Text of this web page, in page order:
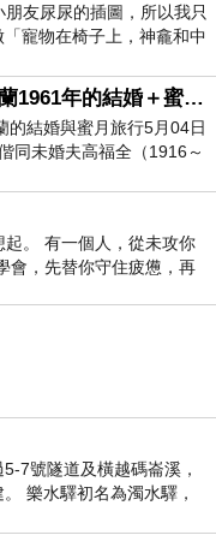
思魚.....
腸酒…
友尿尿的插圖，所以我只
寵物在椅子上，神龕和中
底
AI「曼波女郎」葛蘭1961年的結婚＋蜜月旅行 #戀上老電影 #葛蘭 #粟子
的結婚與蜜月旅行5月04日
同未婚夫高福全（1916～
15日於英國倫敦St.S
。 有一個人，從未攻你
會，先替你守住疲憊，再
7號隧道及橫越碼崙溪，
樂水驛初名為濁水驛，
名，於1953